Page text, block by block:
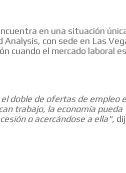
en una situación
con sede en Las
cuando el mercado laboral
doble de ofertas de empleo
trabajo, la economía pueda
o acercándose a ella",